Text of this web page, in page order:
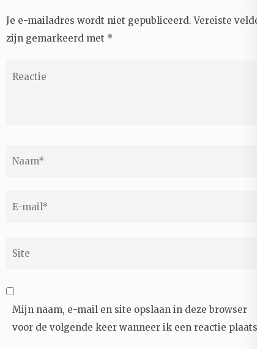
Je e-mailadres wordt niet gepubliceerd. Vereiste velden
zijn gemarkeerd met *
Mijn naam, e-mail en site opslaan in deze browser
voor de volgende keer wanneer ik een reactie plaats.